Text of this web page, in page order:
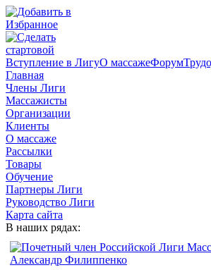
Вступление в ЛигуО массажеФорум
Главная
Члены Лиги
Массажисты
Организации
Клиенты
О массаже
Рассылки
Товары
Обучение
Партнеры Лиги
Руководство Лиги
Карта сайта
В наших рядах: